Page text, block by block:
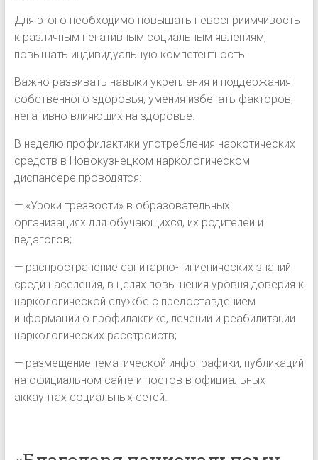
Для этого необходимо повышать невосприимчивость
к различным негативным социальным явлениям,
повышать индивидуальную компетентность.
Важно развивать навыки укрепления и поддержания
собственного здоровья, умения избегать факторов,
негативно влияющих на здоровье.
В неделю профилактики употребления наркотических
средств в Новокузнецком наркологическом
диспансере проводятся:
— «Уроки трезвости» в образовательных
организациях для обучающихся, их родителей и
педагогов;
— распространение санитарно-гигиенических знаний
среди населения, в целях повышения уровня доверия к
наркологической службе с предоставдением
информации о профилакгике, лечении и реабилитаuии
наркологических расстройств;
— размещение тематической инфографики, пyбликаций
на официальном сайте и постов в официальных
аккаунтах социальных сетей.